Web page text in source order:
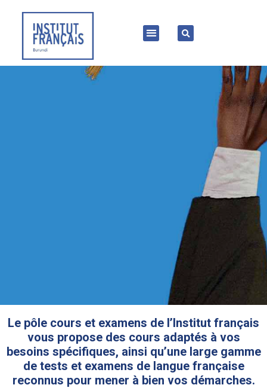
Le pôle cours et examens de l’Institut français
vous propose des cours adaptés à vos
besoins spécifiques, ainsi qu’une large gamme
de tests et examens de langue française
reconnus pour mener à bien vos démarches.